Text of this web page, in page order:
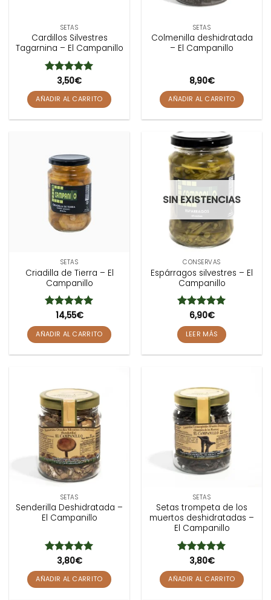
SETAS
Cardillos Silvestres
Tagarnina – El Campanillo
Valorado
con5de 5
3,50€
AÑADIR AL CARRITO
SETAS
Colmenilla deshidratada
– El Campanillo
8,90€
AÑADIR AL CARRITO
SETAS
Criadilla de Tierra – El
Campanillo
Valorado
con5de 5
14,55€
AÑADIR AL CARRITO
SIN EXISTENCIAS
CONSERVAS
Espárragos silvestres – El
Campanillo
Valorado
con5de 5
6,90€
LEER MÁS
SETAS
Senderilla Deshidratada –
El Campanillo
Valorado
con5de 5
3,80€
AÑADIR AL CARRITO
SETAS
Setas trompeta de los
muertos deshidratadas –
El Campanillo
Valorado
con5de 5
3,80€
AÑADIR AL CARRITO